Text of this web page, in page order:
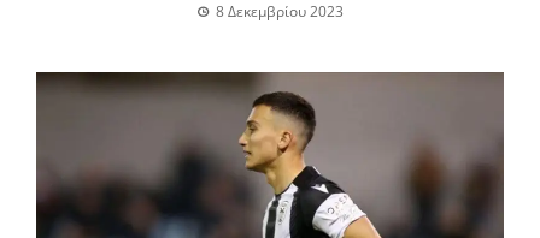
8 Δεκεμβρίου 2023